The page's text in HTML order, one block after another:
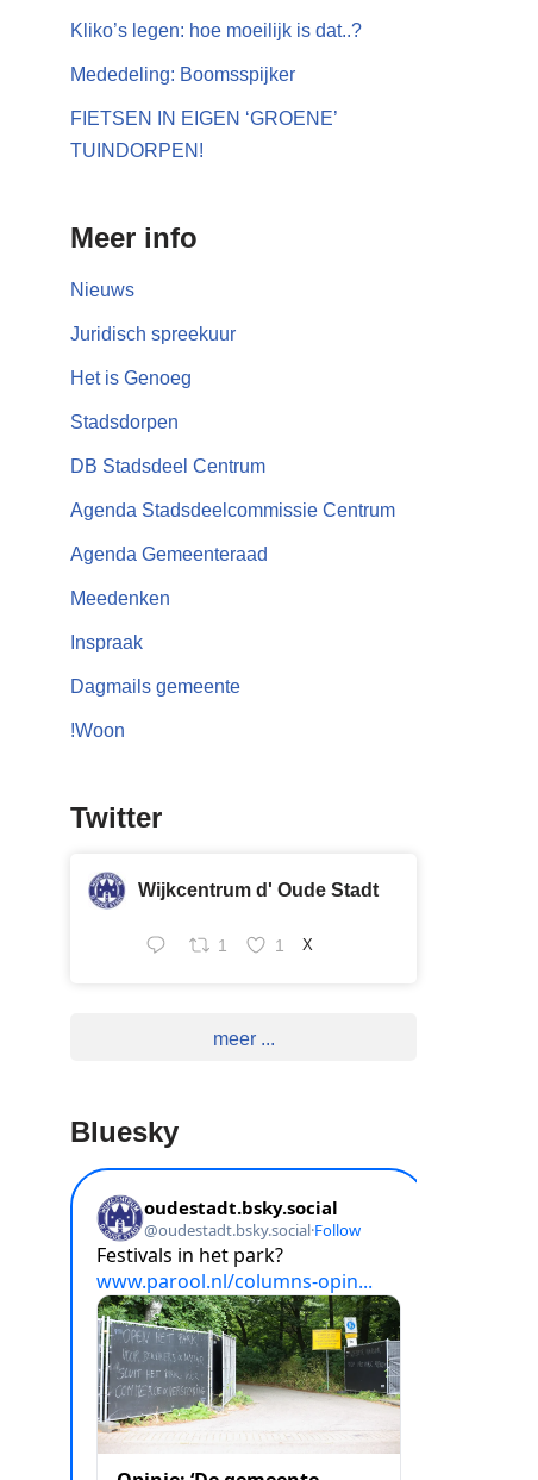
Kliko’s legen: hoe moeilijk is dat..?
Mededeling: Boomsspijker
FIETSEN IN EIGEN ‘GROENE’
TUINDORPEN!
Meer info
Nieuws
Juridisch spreekuur
Het is Genoeg
Stadsdorpen
DB Stadsdeel Centrum
Agenda Stadsdeelcommissie Centrum
Agenda Gemeenteraad
Meedenken
Inspraak
Dagmails gemeente
!Woon
Twitter
Wijkcentrum d' Oude Stadt
1 1 X
meer ...
Bluesky